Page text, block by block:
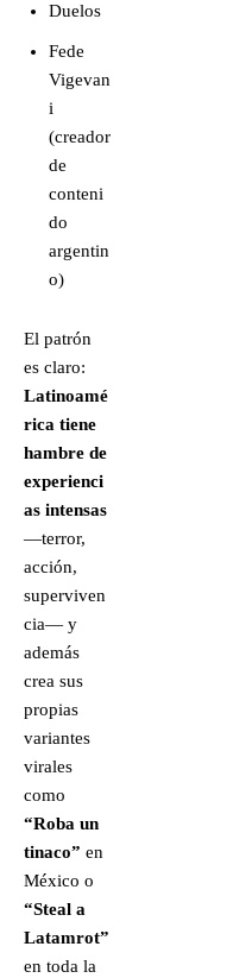
Duelos
Fede
Vigevan
i
(creador
de
conteni
do
argentin
o)
El patrón
es claro:
Latinoamé
rica tiene
hambre de
experienci
as intensas
—terror,
acción,
superviven
cia— y
además
crea sus
propias
variantes
virales
como
“Roba un
tinaco” en
México o
“Steal a
Latamrot”
en toda la